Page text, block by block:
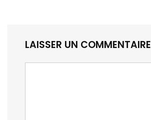
LAISSER UN COMMENTAIRE